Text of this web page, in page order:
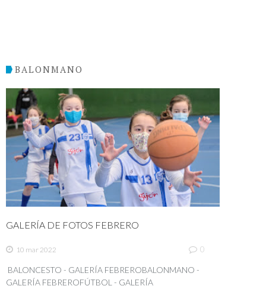
BALONMANO
GALERÍA DE FOTOS FEBRERO
10 mar 2022 0
BALONCESTO - GALERÍA FEBREROBALONMANO -
GALERÍA FEBREROFÚTBOL - GALERÍA